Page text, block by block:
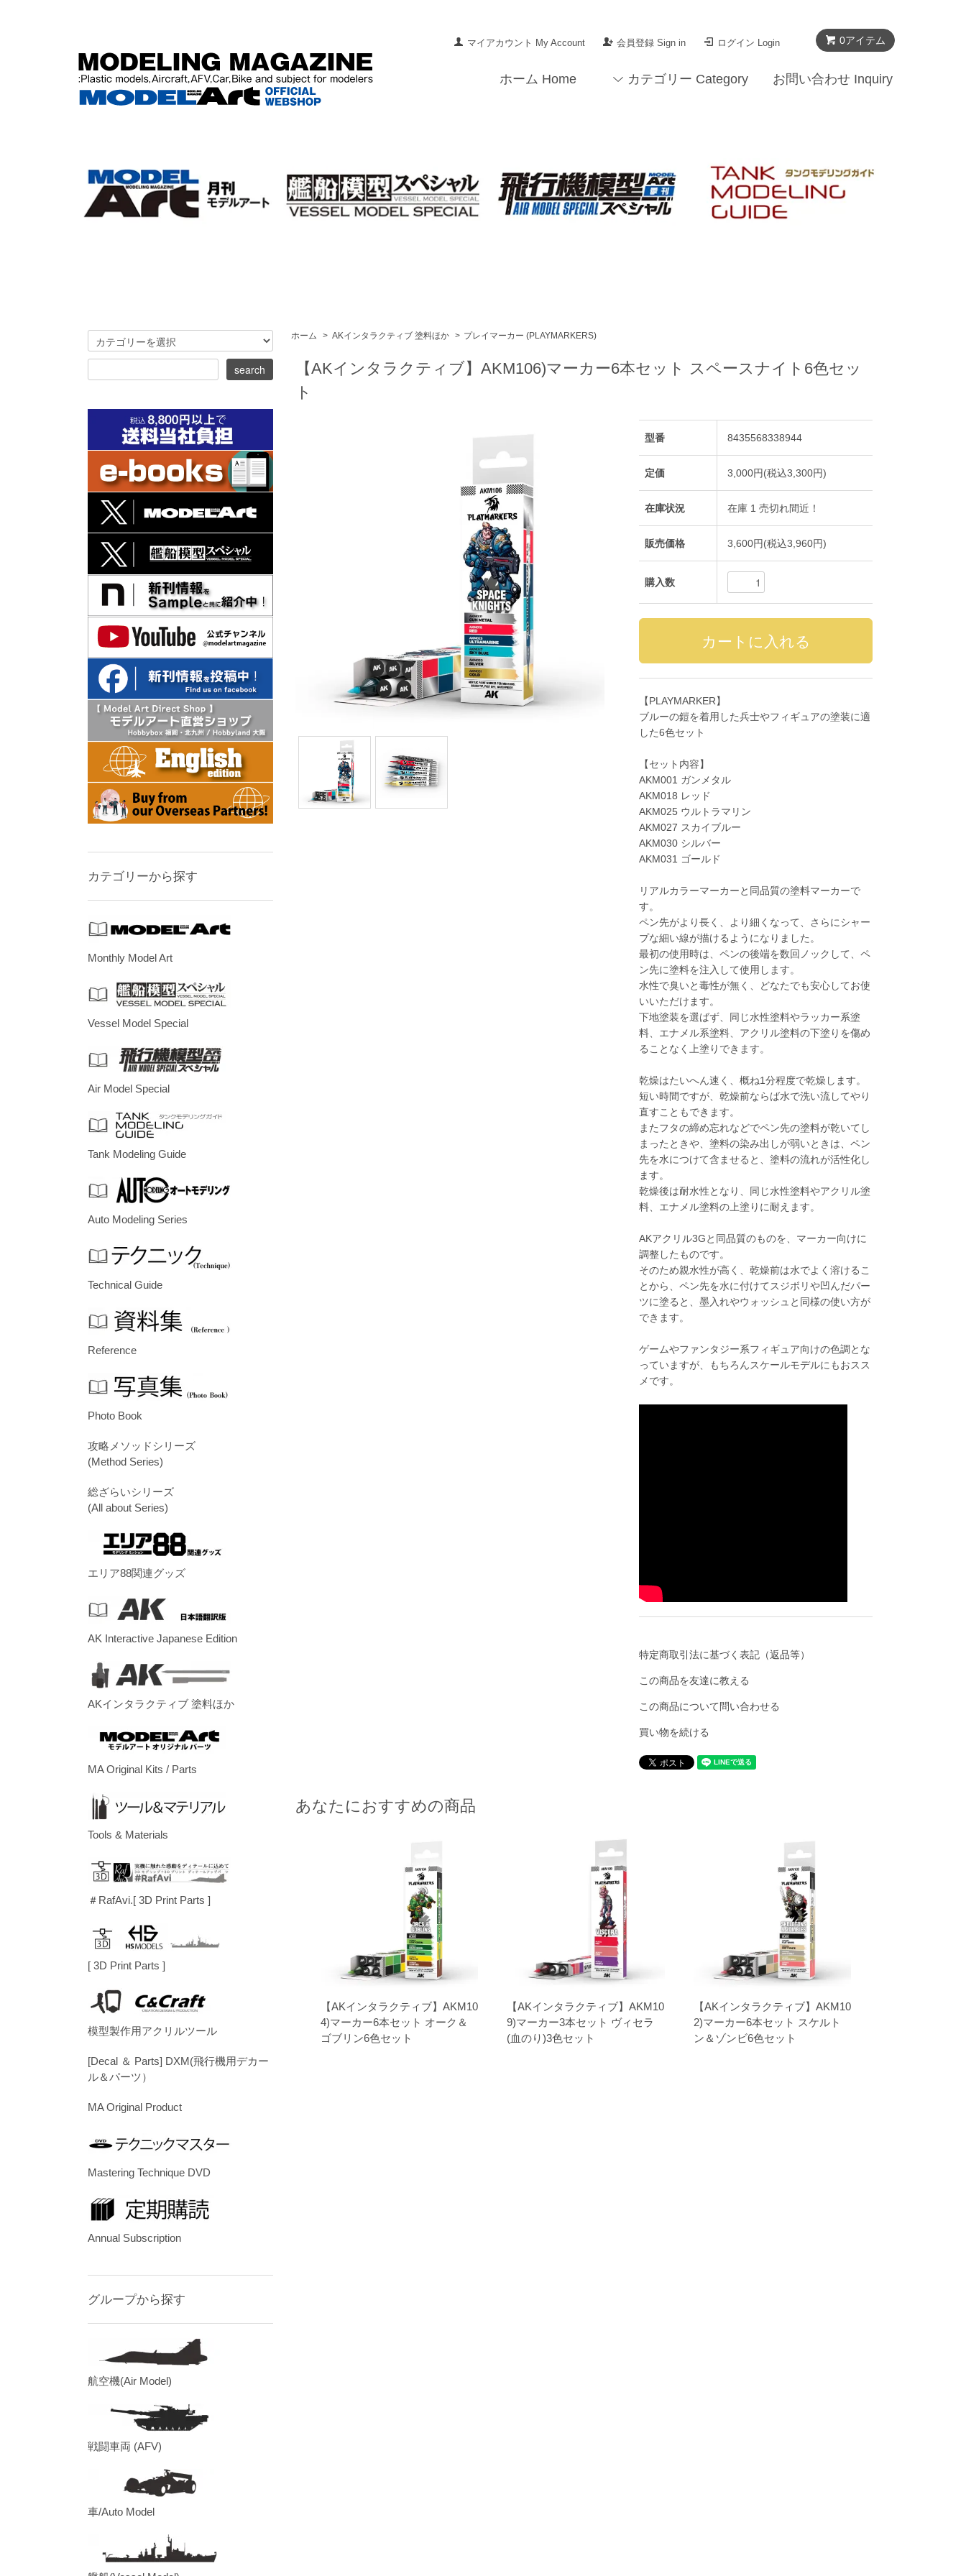
0アイテム
マイアカウント My Account 会員登録 Sign in ログイン Login
ホーム Home カテゴリー Category お問い合わせ Inquiry
ホーム > AKインタラクティブ 塗料ほか > プレイマーカー (PLAYMARKERS)
【AKインタラクティブ】AKM106)マーカー6本セット スペースナイト6色セッ
ト
型番 8435568338944
定価 3,000円(税込3,300円)
在庫状況 在庫 1 売切れ間近！
販売価格 3,600円(税込3,960円)
購入数
【PLAYMARKER】
ブルーの鎧を着用した兵士やフィギュアの塗装に適
した6色セット
【セット内容】
AKM001 ガンメタル
AKM018 レッド
AKM025 ウルトラマリン
AKM027 スカイブルー
AKM030 シルバー
AKM031 ゴールド
リアルカラーマーカーと同品質の塗料マーカーで
す。
ペン先がより長く、より細くなって、さらにシャー
プな細い線が描けるようになりました。
最初の使用時は、ペンの後端を数回ノックして、ペ
ン先に塗料を注入して使用します。
水性で臭いと毒性が無く、どなたでも安心してお使
いいただけます。
下地塗装を選ばず、同じ水性塗料やラッカー系塗
料、エナメル系塗料、アクリル塗料の下塗りを傷め
ることなく上塗りできます。
乾燥はたいへん速く、概ね1分程度で乾燥します。
短い時間ですが、乾燥前ならば水で洗い流してやり
直すこともできます。
またフタの締め忘れなどでペン先の塗料が乾いてし
まったときや、塗料の染み出しが弱いときは、ペン
先を水につけて含ませると、塗料の流れが活性化し
ます。
乾燥後は耐水性となり、同じ水性塗料やアクリル塗
料、エナメル塗料の上塗りに耐えます。
AKアクリル3Gと同品質のものを、マーカー向けに
調整したものです。
そのため親水性が高く、乾燥前は水でよく溶けるこ
とから、ペン先を水に付けてスジボリや凹んだパー
ツに塗ると、墨入れやウォッシュと同様の使い方が
できます。
ゲームやファンタジー系フィギュア向けの色調とな
っていますが、もちろんスケールモデルにもおスス
メです。
特定商取引法に基づく表記（返品等）
この商品を友達に教える
この商品について問い合わせる
買い物を続ける
あなたにおすすめの商品
【AKインタラクティブ】AKM10
4)マーカー6本セット オーク＆
ゴブリン6色セット
【AKインタラクティブ】AKM10
9)マーカー3本セット ヴィセラ
(血のり)3色セット
【AKインタラクティブ】AKM10
2)マーカー6本セット スケルト
ン＆ゾンビ6色セット
カテゴリーから探す
Monthly Model Art
Vessel Model Special
Air Model Special
Tank Modeling Guide
Auto Modeling Series
Technical Guide
Reference
Photo Book
攻略メソッドシリーズ
(Method Series)
総ざらいシリーズ
(All about Series)
エリア88関連グッズ
AK Interactive Japanese Edition
AKインタラクティブ 塗料ほか
MA Original Kits / Parts
Tools & Materials
＃RafAvi.[ 3D Print Parts ]
[ 3D Print Parts ]
模型製作用アクリルツール
[Decal ＆ Parts] DXM(飛行機用デカー
ル＆パーツ）
MA Original Product
Mastering Technique DVD
Annual Subscription
グループから探す
航空機(Air Model)
戦闘車両 (AFV)
車/Auto Model